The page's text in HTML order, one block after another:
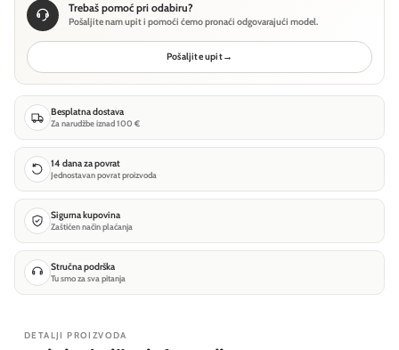
Trebaš pomoć pri odabiru?
Pošaljite nam upit i pomoći ćemo pronaći odgovarajući model.
Pošaljite upit→
Besplatna dostava
Za narudžbe iznad 100 €
14 dana za povrat
Jednostavan povrat proizvoda
Sigurna kupovina
Zaštićen način plaćanja
Stručna podrška
Tu smo za sva pitanja
DETALJI PROIZVODA